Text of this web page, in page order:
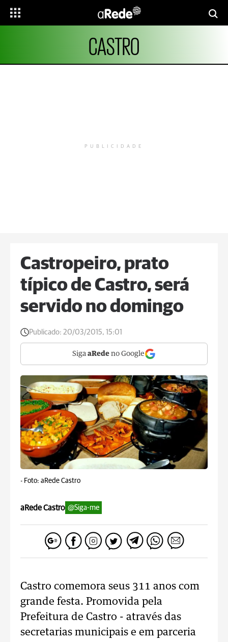
CASTRO
PUBLICIDADE
Castropeiro, prato
típico de Castro, será
servido no domingo
Publicado: 20/03/2015, 15:01
Siga aRede no Google
- Foto: aRede Castro
aRede Castro @Siga-me
Castro comemora seus 311 anos com
grande festa. Promovida pela
Prefeitura de Castro - através das
secretarias municipais e em parceria